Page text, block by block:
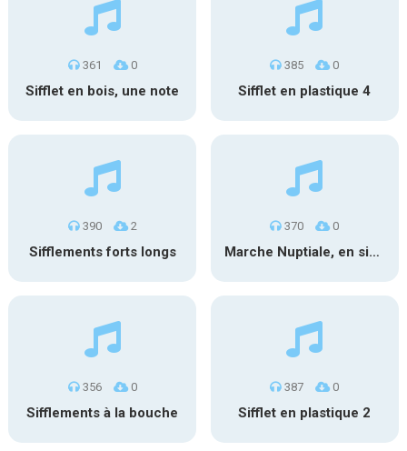
361 0
Sifflet en bois, une note
385 0
Sifflet en plastique 4
390 2
Sifflements forts longs
370 0
Marche Nuptiale, en sifflant 2
356 0
Sifflements à la bouche
387 0
Sifflet en plastique 2